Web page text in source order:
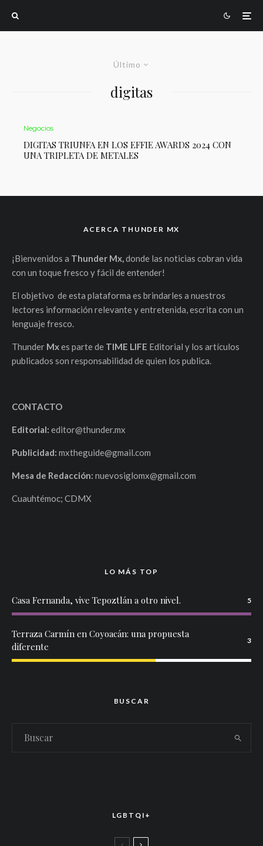
Último
digitas
Negocios
DIGITAS TRIUNFA EN LOS EFFIE AWARDS 2024 CON
UNA TRIPLETA DE METALES
ACERCA THUNDER MX
¡Bienvenidos a Thunder Mx,donde las noticias cobran vida
con un toque fresco y fácil de entender!
El objetivo de esta plataforma es brindarles a nuestros
lectores información relevante y entretenida, escrita con un
lenguaje fresco.
Thunder Mxes parte de TIME LIFE Editorial y los artículos
publicados son responsabilidad de quien los publica.
CONTACTO
Editorial: editor@thunder.mx
Publicidad: mxtheguide@gmail.com
Mesa de Redacción: nuevosiglomx@gmail.com
Cuauhtémoc; CDMX
LO MÁS TOP
Casa Fernanda, vive Tepoztlán a otro nivel. 5
Terraza Carmín en Coyoacán: una propuesta
diferente
3
BUSCAR
LGBTQI+